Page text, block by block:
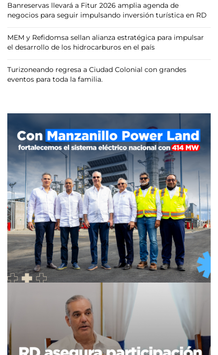
Banreservas llevará a Fitur 2026 amplia agenda de
negocios para seguir impulsando inversión turística en RD
MEM y Refidomsa sellan alianza estratégica para impulsar
el desarrollo de los hidrocarburos en el país
Turizoneando regresa a Ciudad Colonial con grandes
eventos para toda la familia.